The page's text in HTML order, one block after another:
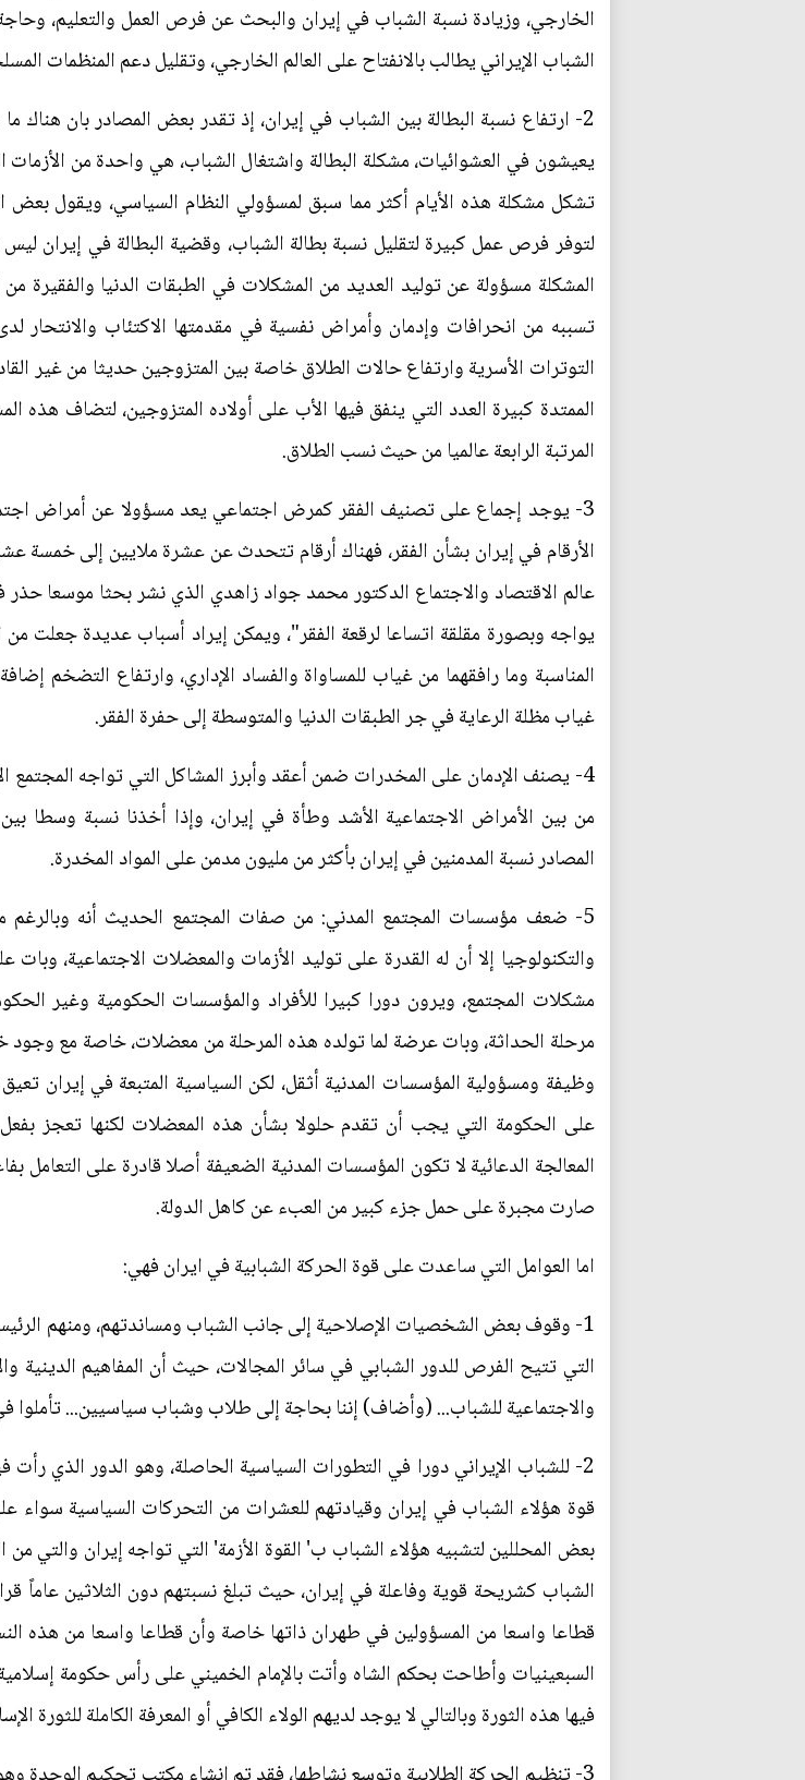
الخارجي، وزيادة نسبة الشباب في إيران والبحث عن فرص العمل والتعليم،
الشباب الإيراني يطالب بالانفتاح على العالم الخارجي، وتقليل دعم المنظمات
يعيشون في العشوائيات، مشكلة البطالة واشتغال الشباب، هي واحدة من الأزمات
تشكل مشكلة هذه الأيام أكثر مما سبق لمسؤولي النظام السياسي، ويقول بعض
لتوفر فرص عمل كبيرة لتقليل نسبة بطالة الشباب، وقضية البطالة في إيران
المشكلة مسؤولة عن توليد العديد من المشكلات في الطبقات الدنيا والفقيرة
تسببه من انحرافات وإدمان وأمراض نفسية في مقدمتها الاكتئاب والانتحار
التوترات الأسرية وارتفاع حالات الطلاق خاصة بين المتزوجين حديثا من غير
الممتدة كبيرة العدد التي ينفق فيها الأب على أولاده المتزوجين، لتضاف
المرتبة الرابعة عالميا من حيث نسب الطلاق.
3- يوجد إجماع على تصنيف الفقر كمرض اجتماعي يعد مسؤولا عن أمراض
الأرقام في إيران بشأن الفقر، فهناك أرقام تتحدث عن عشرة ملايين إلى خمسة
عالم الاقتصاد والاجتماع الدكتور محمد جواد زاهدي الذي نشر بحثا موسعا حذر
يواجه وبصورة مقلقة اتساعا لرقعة الفقر"، ويمكن إيراد أسباب عديدة جعلت
المناسبة وما رافقهما من غياب للمساواة والفساد الإداري، وارتفاع التضخم
غياب مظلة الرعاية في جر الطبقات الدنيا والمتوسطة إلى حفرة الفقر.
4- يصنف الإدمان على المخدرات ضمن أعقد وأبرز المشاكل التي تواجه المجتمع
من بين الأمراض الاجتماعية الأشد وطأة في إيران، وإذا أخذنا نسبة وسطا
المصادر نسبة المدمنين في إيران بأكثر من مليون مدمن على المواد المخدرة.
5- ضعف مؤسسات المجتمع المدني: من صفات المجتمع الحديث أنه وبالرغم
والتكنولوجيا إلا أن له القدرة على توليد الأزمات والمعضلات الاجتماعية،
مشكلات المجتمع، ويرون دورا كبيرا للأفراد والمؤسسات الحكومية وغير
مرحلة الحداثة، وبات عرضة لما تولده هذه المرحلة من معضلات، خاصة مع
وظيفة ومسؤولية المؤسسات المدنية أثقل، لكن السياسية المتبعة في إيران
على الحكومة التي يجب أن تقدم حلولا بشأن هذه المعضلات لكنها تعجز بفعل
المعالجة الدعائية لا تكون المؤسسات المدنية الضعيفة أصلا قادرة على
صارت مجبرة على حمل جزء كبير من العبء عن كاهل الدولة.
اما العوامل التي ساعدت على قوة الحركة الشبابية في ايران فهي:
1- وقوف بعض الشخصيات الإصلاحية إلى جانب الشباب ومساندتهم، ومنهم
التي تتيح الفرص للدور الشبابي في سائر المجالات، حيث أن المفاهيم الدينية
والاجتماعية للشباب... (وأضاف) إننا بحاجة إلى طلاب وشباب سياسيين...
2- للشباب الإيراني دورا في التطورات السياسية الحاصلة، وهو الدور الذي
قوة هؤلاء الشباب في إيران وقيادتهم للعشرات من التحركات السياسية سواء
بعض المحللين لتشبيه هؤلاء الشباب ب' القوة الأزمة' التي تواجه إيران والتي
قطاعا واسعا من المسؤولين في طهران ذاتها خاصة وأن قطاعا واسعا من هذه
السبعينيات وأطاحت بحكم الشاه وأتت بالإمام الخميني على رأس حكومة
فيها هذه الثورة وبالتالي لا يوجد لديهم الولاء الكافي أو المعرفة الكاملة للثورة